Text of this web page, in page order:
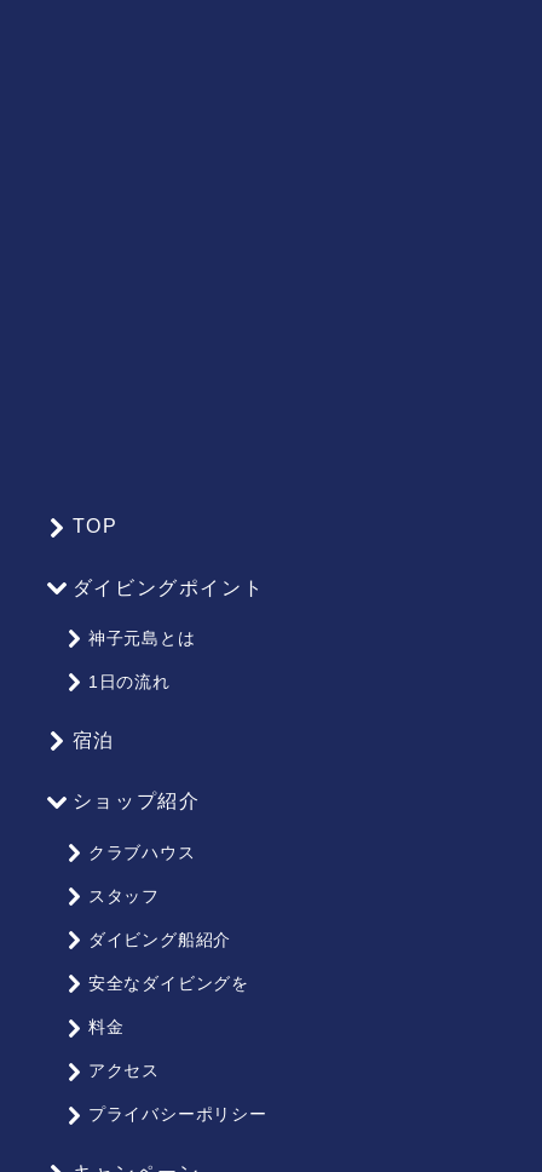
TOP
ダイビングポイント
神子元島とは
1日の流れ
宿泊
ショップ紹介
クラブハウス
スタッフ
ダイビング船紹介
安全なダイビングを
料金
アクセス
プライバシーポリシー